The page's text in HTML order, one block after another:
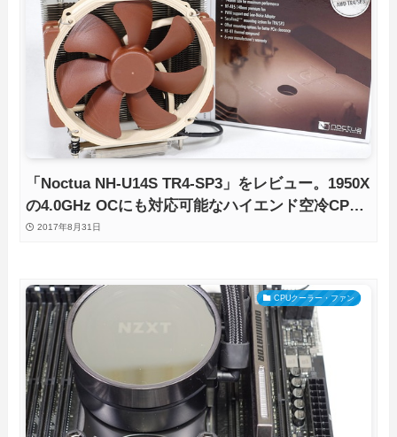
「Noctua NH-U14S TR4-SP3」をレビュー。1950X
の4.0GHz OCにも対応可能なハイエンド空冷CPU
クーラー
2017年8月31日
CPUクーラー・ファン